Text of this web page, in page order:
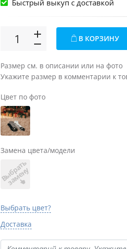
Быстрый выкуп c доставкой
В КОРЗИНУ
Размер см. в описании или на фото
Укажите размер в комментарии к
Цвет по фото
Замена цвета/модели
В
ы
б
р
а
т
ь
з
а
м
е
н
у
Выбрать цвет?
Доставка